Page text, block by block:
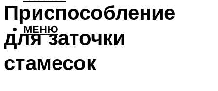
МЕНЮ
Приспособление
для заточки
стамесок